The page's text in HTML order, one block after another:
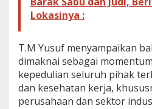
Lokasinya :
T.M Yusuf menyampaikan
dimaknai sebagai
kepedulian seluruh pihak
dan kesehatan kerja,
perusahaan dan sektor